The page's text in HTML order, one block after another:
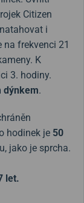
Citizen
i
na frekvenci 21
K
3. hodiny.
dýnkem.
hodinek je 50
jako je sprcha.
let.